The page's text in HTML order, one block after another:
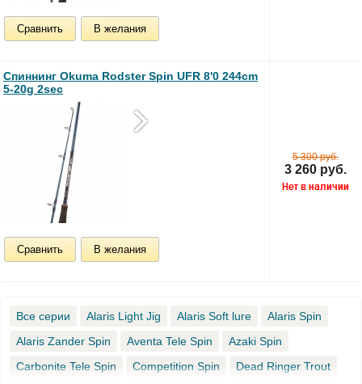
Сравнить В желания
Спиннинг Okuma Rodster Spin UFR 8'0 244cm
5-20g 2sec
Сравнить В желания
5 300 руб.
3 260 руб.
Все серии Alaris Light Jig Alaris Soft lure
Alaris Spin
Alaris Zander Spin
Aventa Tele Spin
Azaki Spin
Carbonite Tele Spin
Competition Spin
Dead Ringer Trout